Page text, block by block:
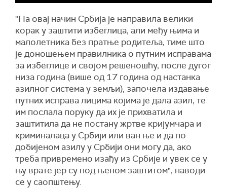
"На овај начин Србија је направила велики
корак у заштити избеглица, али међу њима и
малолетника без пратње родитеља, тиме што
је доношењем правилника о путним исправама
за избеглице и својом решеношћу, после дугог
низа година (више од 17 година од настанка
азилног система у земљи), започела издавање
путних исправа лицима којима је дала азил, те
им послала поруку да их је прихватила и
заштитила да не постану жртве кријумчара и
криминалаца у Србији или ван ње и да по
добијеном азилу у Србији они могу да, ако
треба привремено изађу из Србије и увек се у
њу врате јер су под њеном заштитом", наводи
се у саопштењу.